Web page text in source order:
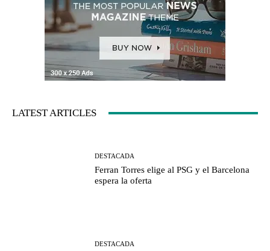
LATEST ARTICLES
DESTACADA
Ferran Torres elige al PSG y el Barcelona
espera la oferta
DESTACADA